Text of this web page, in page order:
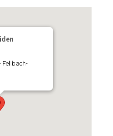
Fellbach-